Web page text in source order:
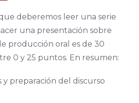
deberemos leer una serie
una presentación sobre
producción oral es de 30
0 y 25 puntos. En resumen:
y preparación del discurso